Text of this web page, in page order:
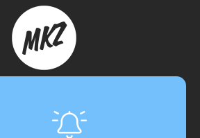
proActiva / redcell